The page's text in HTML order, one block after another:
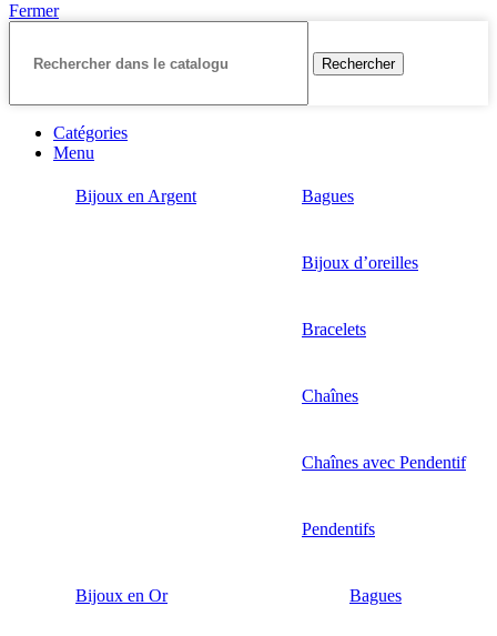
Fermer
Rechercher
Catégories
Menu
Bijoux en Argent Bagues
Bijoux d’oreilles
Bracelets
Chaînes
Chaînes avec Pendentif
Pendentifs
Bijoux en Or Bagues